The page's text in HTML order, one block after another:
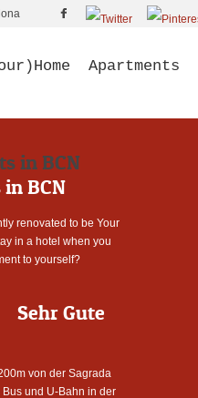
Apartments
BCN
renovated to be Your
in a hotel when you
to yourself?
Sehr Gute
von der Sagrada
und U-Bahn in der